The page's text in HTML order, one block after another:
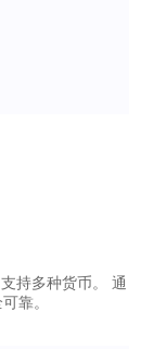
持多种货币。 通
靠。